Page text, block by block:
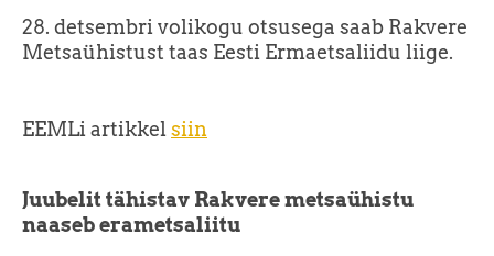
28. detsembri volikogu otsusega saab Rakvere
Metsaühistust taas Eesti Ermaetsaliidu liige.
EEMLi artikkel siin
Juubelit tähistav Rakvere metsaühistu
naaseb erametsaliitu